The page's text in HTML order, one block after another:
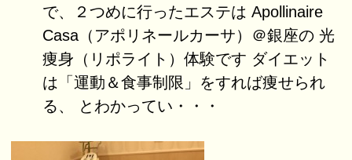
で、２つめに行ったエステは Apollinaire
Casa（アポリネールカーサ）＠銀座の 光
痩身（リポライト）体験です ダイエット
は「運動＆食事制限」をすれば痩せられ
る、 とわかってい・・・